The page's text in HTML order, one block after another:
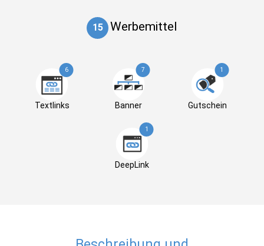
15 Werbemittel
6
Textlinks
7
Banner
1
Gutschein
1
DeepLink